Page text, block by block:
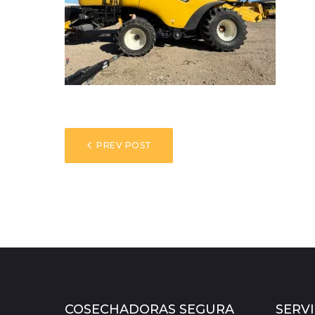
NAVEGACIÓN
PREV POST
COSECHADORAS SEGURA